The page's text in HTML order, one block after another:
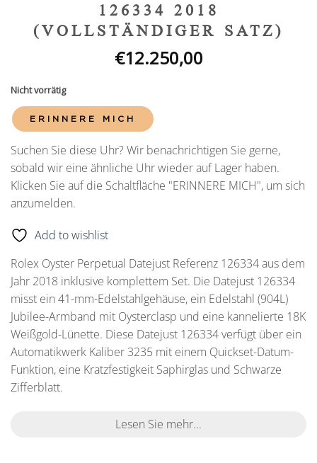
126334 2018
(VOLLSTÄNDIGER SATZ)
€12.250,00
Nicht vorrätig
ERINNERE MICH
Suchen Sie diese Uhr? Wir benachrichtigen Sie gerne,
sobald wir eine ähnliche Uhr wieder auf Lager haben.
Klicken Sie auf die Schaltfläche "ERINNERE MICH", um sich
anzumelden.
Add to wishlist
Rolex Oyster Perpetual Datejust Referenz 126334 aus dem
Jahr 2018 inklusive komplettem Set. Die Datejust 126334
misst ein 41-mm-Edelstahlgehäuse, ein Edelstahl (904L)
Jubilee-Armband mit Oysterclasp und eine kannelierte 18K
Weißgold-Lünette. Diese Datejust 126334 verfügt über ein
Automatikwerk Kaliber 3235 mit einem Quickset-Datum-
Funktion, eine Kratzfestigkeit Saphirglas und Schwarze
Zifferblatt.
Lesen Sie mehr...